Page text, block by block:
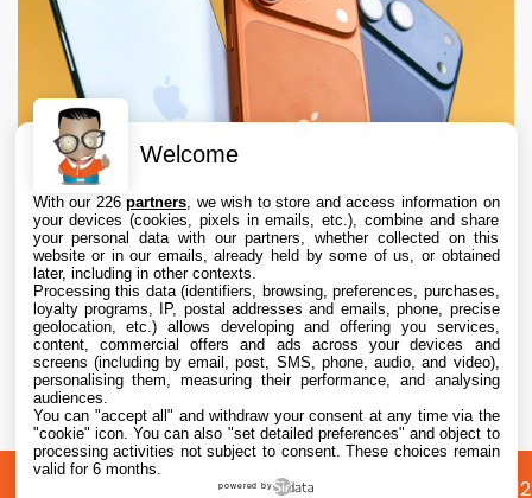
Apple augmente les valeurs de reprise des
iPhone, iPad, Mac et Apple Watch
6 Aug. 2026 • 19:02
Préférences Confidentialité ©
Welcome
With our 226partners , we wish to store and access information on
your devices (cookies, pixels in emails, etc.), combine and share
your personal data with our partners, whether collected on this
website or in our emails, already held by some of us, or obtained
later, including in other contexts.
Processing this data (identifiers, browsing, preferences, purchases,
loyalty programs, IP, postal addresses and emails, phone, precise
geolocation, etc.) allows developing and offering you services,
content, commercial offers and ads across your devices and
screens (including by email, post, SMS, phone, audio, and video),
personalising them, measuring their performance, and analysing
audiences.
You can "accept all" and withdraw your consent at any time via the
"cookie" icon. You can also "set detailed preferences" and object to
processing activities not subject to consent. These choices remain
valid for 6 months.
powered by